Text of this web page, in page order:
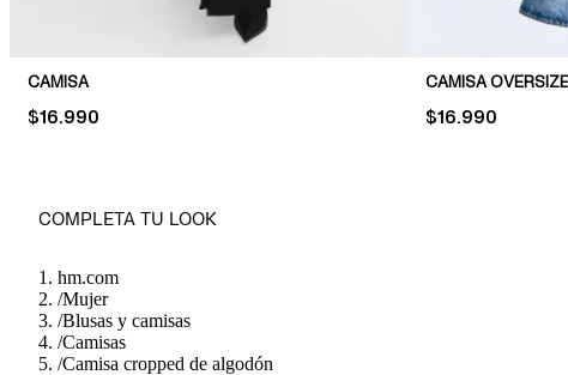
CAMISA
PRICE:
$16.990
CAMISA
PRICE:
$16.990
COMPLETA TU LOOK
hm.com
/Mujer
/Blusas y camisas
/Camisas
/Camisa cropped de algodón